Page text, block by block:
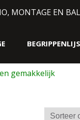
MONTAGE EN